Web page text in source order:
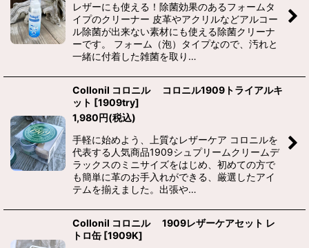
レザーにも使える！除菌効果のあるフォームタ
イプのクリーナー 皮革やアクリルなどアルコー
ル除菌が出来ない素材にも使える除菌クリーナ
ーです。 フォーム（泡）タイプなので、汚れと
一緒に付着した雑菌を取り…
Collonil コロニル コロニル1909トライアルキ
ット [1909try]
1,980円(税込)
手軽に始めよう、上質なレザーケア コロニルを
代表する人気商品1909シュプリームクリームデ
ラックスのミニサイズをはじめ、初めての方で
も簡単に革のお手入れができる、厳選したアイ
テムを揃えました。出張や…
Collonil コロニル 1909レザーケアセット レ
トロ缶 [1909K]